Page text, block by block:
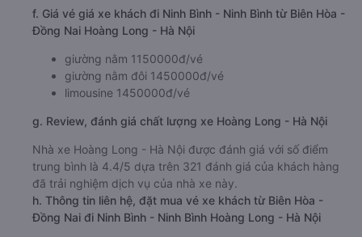
f. Giá vé giá xe khách đi Ninh Bình - Ninh Bình từ Biên Hòa -
Đồng Nai Hoàng Long - Hà Nội
giường nằm 1150000đ/vé
giường nằm đôi 1450000đ/vé
limousine 1450000đ/vé
g. Review, đánh giá chất lượng xe Hoàng Long - Hà Nội
Nhà xe Hoàng Long - Hà Nội được đánh giá với số điểm
trung bình là 4.4/5 dựa trên 321 đánh giá của khách hàng
đã trải nghiệm dịch vụ của nhà xe này.
h. Thông tin liên hệ, đặt mua vé xe khách từ Biên Hòa -
Đồng Nai đi Ninh Bình - Ninh Bình Hoàng Long - Hà Nội